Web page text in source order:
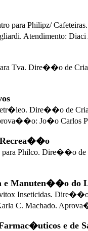
para Philipz/
Atendimento:
Tva. Dire��o de
Petr�leo. Dire��o de
Jo�o Carlos
Recrea��o
para Philco. Dire��o
e Manuten��o do
Inseticidas.
C. Machado.
e de